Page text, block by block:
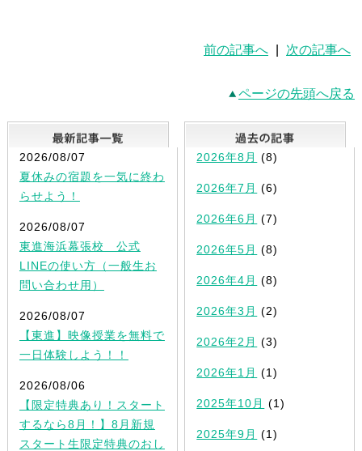
前の記事へ 次の記事へ
ページの先頭へ戻る
最新記事一覧
2026/08/07
夏休みの宿題を一気に終わ
らせよう！
2026/08/07
東進海浜幕張校 公式
LINEの使い方（一般生お
問い合わせ用）
2026/08/07
【東進】映像授業を無料で
一日体験しよう！！
2026/08/06
【限定特典あり！スタート
するなら8月！】8月新規
スタート生限定特典のおし
2026年8月 (8)
2026年7月 (6)
2026年6月 (7)
2026年5月 (8)
2026年4月 (8)
2026年3月 (2)
2026年2月 (3)
2026年1月 (1)
2025年10月 (1)
2025年9月 (1)